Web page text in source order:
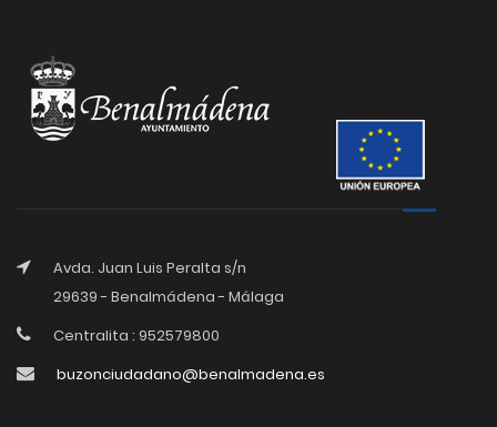
Avda. Juan Luis Peralta s/n
29639 - Benalmádena - Málaga
Centralita : 952579800
buzonciudadano@benalmadena.es